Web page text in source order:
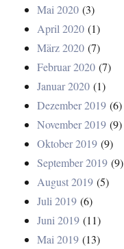
Mai 2020 (3)
April 2020 (1)
März 2020 (7)
Februar 2020 (7)
Januar 2020 (1)
Dezember 2019 (6)
November 2019 (9)
Oktober 2019 (9)
September 2019 (9)
August 2019 (5)
Juli 2019 (6)
Juni 2019 (11)
Mai 2019 (13)